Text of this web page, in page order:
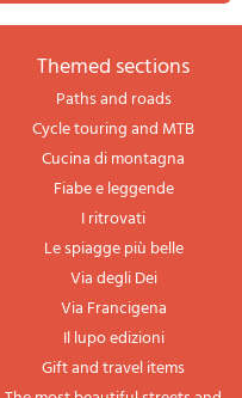
themed sections
Paths and roads
Cycle touring and MTB
Cucina di montagna
Fiabe e leggende
I ritrovati
Le spiagge più belle
Via degli Dei
Via Francigena
Il lupo edizioni
Gift and travel items